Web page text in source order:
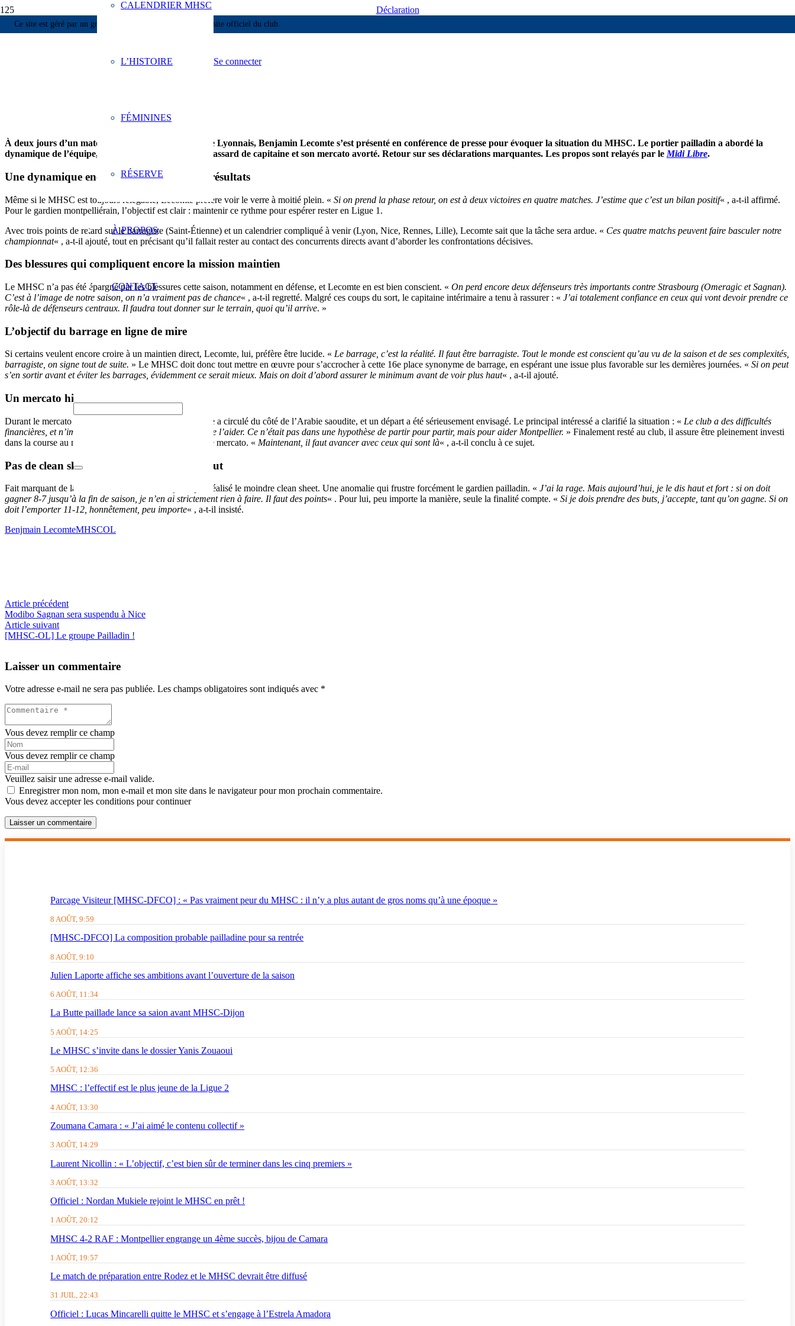
Ce site est géré par un groupe de supporters et n’est pas un site officiel du club.
CALENDRIER MHSC
L’HISTOIRE
FÉMININES
RÉSERVE
À PROPOS
CONTACT
Se connecter
Déclaration
Nicolas
15 FÉVRIER 2025
Benjamin Lecomte : « Au vu de la saison, barragiste, on signe de suite »
À deux jours d’un match crucial contre l’Olympique Lyonnais, Benjamin Lecomte s’est présenté en conférence de presse pour évoquer la situation du MHSC. Le portier pailladin a abordé la
dynamique de l’équipe, les enjeux du maintien, le brassard de capitaine et son mercato avorté. Retour sur ses déclarations marquantes. Les propos sont relayés par le Midi Libre.
Une dynamique encourageante malgré les résultats
Même si le MHSC est toujours relégable, Lecomte préfère voir le verre à moitié plein. « Si on prend la phase retour, on est à deux victoires en quatre matches. J’estime que c’est un bilan positif« , a-t-il affirmé.
Pour le gardien montpelliérain, l’objectif est clair : maintenir ce rythme pour espérer rester en Ligue 1.
Avec trois points de retard sur le barragiste (Saint-Étienne) et un calendrier compliqué à venir (Lyon, Nice, Rennes, Lille), Lecomte sait que la tâche sera ardue. « Ces quatre matchs peuvent faire basculer notre
championnat« , a-t-il ajouté, tout en précisant qu’il fallait rester au contact des concurrents directs avant d’aborder les confrontations décisives.
Des blessures qui compliquent encore la mission maintien
Le MHSC n’a pas été épargné par les blessures cette saison, notamment en défense, et Lecomte en est bien conscient. « On perd encore deux défenseurs très importants contre Strasbourg (Omeragic et Sagnan).
C’est à l’image de notre saison, on n’a vraiment pas de chance« , a-t-il regretté. Malgré ces coups du sort, le capitaine intérimaire a tenu à rassurer : « J’ai totalement confiance en ceux qui vont devoir prendre ce
rôle-là de défenseurs centraux. Il faudra tout donner sur le terrain, quoi qu’il arrive. »
L’objectif du barrage en ligne de mire
Si certains veulent encore croire à un maintien direct, Lecomte, lui, préfère être lucide. « Le barrage, c’est la réalité. Il faut être barragiste. Tout le monde est conscient qu’au vu de la saison et de ses complexités,
barragiste, on signe tout de suite. » Le MHSC doit donc tout mettre en œuvre pour s’accrocher à cette 16e place synonyme de barrage, en espérant une issue plus favorable sur les dernières journées. « Si on peut
s’en sortir avant et éviter les barrages, évidemment ce serait mieux. Mais on doit d’abord assurer le minimum avant de voir plus haut« , a-t-il ajouté.
Un mercato hivernal mouvementé
Durant le mercato d’hiver, le nom de Benjamin Lecomte a circulé du côté de l’Arabie saoudite, et un départ a été sérieusement envisagé. Le principal intéressé a clarifié la situation : « Le club a des difficultés
financières, et n’importe qui a essayé de faire en sorte de l’aider. Ce n’était pas dans une hypothèse de partir pour partir, mais pour aider Montpellier. » Finalement resté au club, il assure être pleinement investi
dans la course au maintien et refuse de se focaliser sur le mercato. « Maintenant, il faut avancer avec ceux qui sont là« , a-t-il conclu à ce sujet.
Pas de clean sheet, mais des points avant tout
Fait marquant de la saison : le MHSC n’a toujours pas réalisé le moindre clean sheet. Une anomalie qui frustre forcément le gardien pailladin. « J’ai la rage. Mais aujourd’hui, je le dis haut et fort : si on doit
gagner 8-7 jusqu’à la fin de saison, je n’en ai strictement rien à faire. Il faut des points« . Pour lui, peu importe la manière, seule la finalité compte. « Si je dois prendre des buts, j’accepte, tant qu’on gagne. Si on
doit l’emporter 11-12, honnêtement, peu importe« , a-t-il insisté.
Benjmain LecomteMHSCOL
Article précédent
Modibo Sagnan sera suspendu à Nice
Article suivant
[MHSC-OL] Le groupe Pailladin !
Laisser un commentaire
Votre adresse e-mail ne sera pas publiée. Les champs obligatoires sont indiqués avec *
Vous devez remplir ce champ
Vous devez remplir ce champ
Veuillez saisir une adresse e-mail valide.
Enregistrer mon nom, mon e-mail et mon site dans le navigateur pour mon prochain commentaire.
Vous devez accepter les conditions pour continuer
Laisser un commentaire
Parcage Visiteur [MHSC-DFCO] : « Pas vraiment peur du MHSC : il n’y a plus autant de gros noms qu’à une époque »
8 AOÛT, 9:59
[MHSC-DFCO] La composition probable pailladine pour sa rentrée
8 AOÛT, 9:10
Julien Laporte affiche ses ambitions avant l’ouverture de la saison
6 AOÛT, 11:34
La Butte paillade lance sa saion avant MHSC-Dijon
5 AOÛT, 14:25
Le MHSC s’invite dans le dossier Yanis Zouaoui
5 AOÛT, 12:36
MHSC : l’effectif est le plus jeune de la Ligue 2
4 AOÛT, 13:30
Zoumana Camara : « J’ai aimé le contenu collectif »
3 AOÛT, 14:29
Laurent Nicollin : « L’objectif, c’est bien sûr de terminer dans les cinq premiers »
3 AOÛT, 13:32
Officiel : Nordan Mukiele rejoint le MHSC en prêt !
1 AOÛT, 20:12
MHSC 4-2 RAF : Montpellier engrange un 4ème succès, bijou de Camara
1 AOÛT, 19:57
Le match de préparation entre Rodez et le MHSC devrait être diffusé
31 JUIL, 22:43
Officiel : Lucas Mincarelli quitte le MHSC et s’engage à l’Estrela Amadora